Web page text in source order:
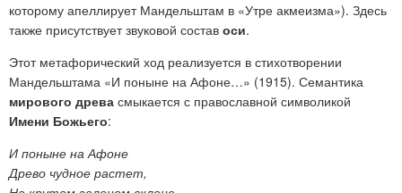
которому апеллирует Мандельштам в «Утре акмеизма»). Здесь
также присутствует звуковой состав оси.
Этот метафорический ход реализуется в стихотворении
Мандельштама «И поныне на Афоне…» (1915). Семантика
мирового древа смыкается с православной символикой
Имени Божьего:
И поныне на Афоне
Древо чудное растет,